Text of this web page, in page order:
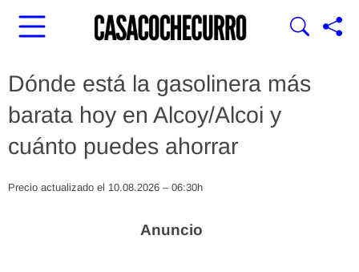
Dónde está la gasolinera más
barata hoy en Alcoy/Alcoi y
cuánto puedes ahorrar
Precio actualizado el 10.08.2026 – 06:30h